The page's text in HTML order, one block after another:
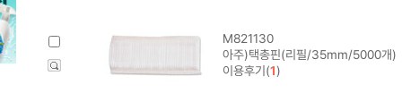
M821130
아주)택총핀(리필/35mm/5000개)
이용후기(1)